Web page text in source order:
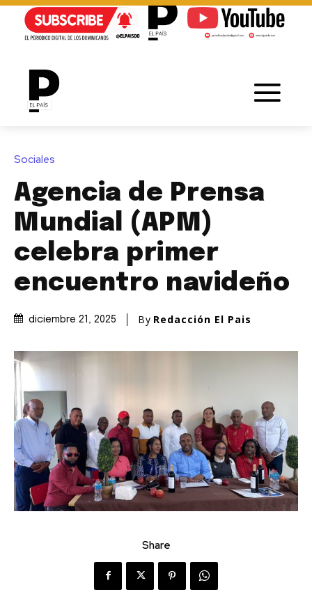
Sociales
Agencia de Prensa
Mundial (APM)
celebra primer
encuentro navideño
diciembre 21, 2025 By Redacción El Pais
Share